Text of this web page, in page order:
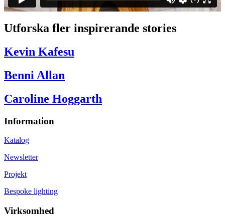
Utforska fler inspirerande stories
Kevin Kafesu
Benni Allan
Caroline Hoggarth
Information
Katalog
Newsletter
Projekt
Bespoke lighting
Virksomhed